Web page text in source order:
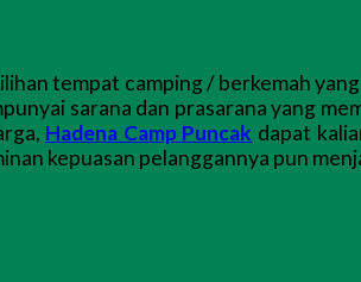
tempat camping / berkemah
sarana dan prasarana yang
Hadena Camp Puncak dapat
kepuasan pelanggannya pun